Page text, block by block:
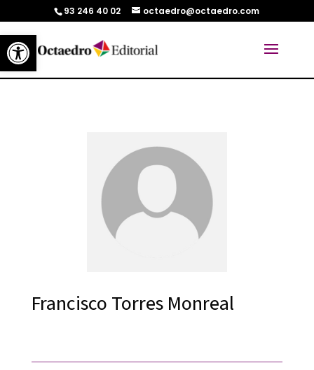
Abrir barra de herramientas
93 246 40 02 octaedro@octaedro.com
Francisco Torres Monreal